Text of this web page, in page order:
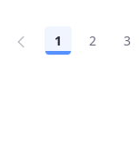
Oldal
1 Oldal
2 3